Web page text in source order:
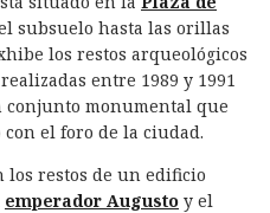
subsuelo hasta las orillas
los restos arqueológicos
entre 1989 y 1991
conjunto monumental que
el foro de la ciudad.
los restos de un edificio
emperador Augusto y el